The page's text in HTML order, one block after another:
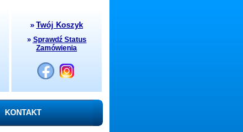
» Twój Koszyk
» Sprawdź Status
Zamówienia
KONTAKT